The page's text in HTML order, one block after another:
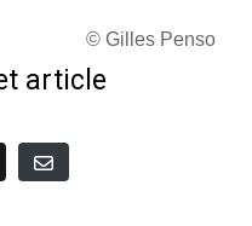
© Gilles Penso
article